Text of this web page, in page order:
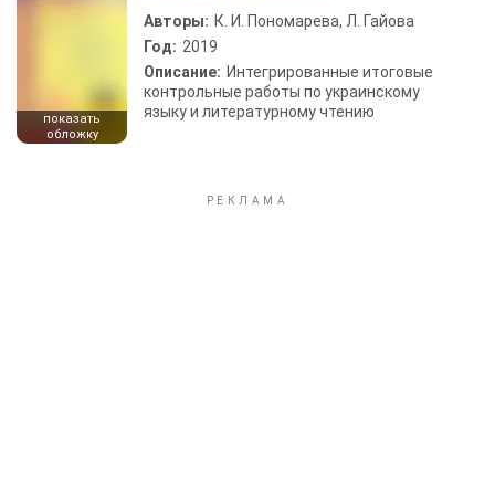
показать
обложку
Авторы: К. И. Пономарева, Л. Гайова
Год: 2019
Описание: Интегрированные итоговые
контрольные работы по украинскому
языку и литературному чтению